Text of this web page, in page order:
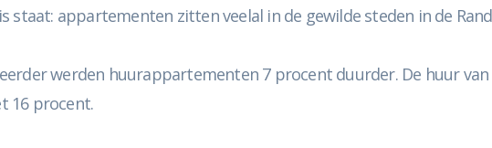
staat: appartementen zitten veelal in de gewilde steden in de
werden huurappartementen 7 procent duurder. De huur
16 procent.